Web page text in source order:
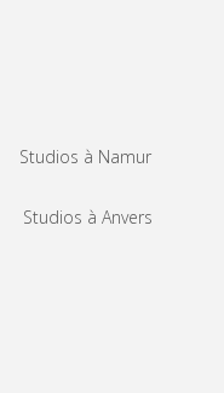
Studios à Namur
Studios à Anvers